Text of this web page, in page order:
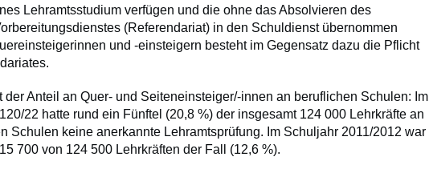
Lehramtsstudium verfügen und die ohne das Absolvieren des
(Referendariat) in den Schuldienst übernommen
und -einsteigern besteht im Gegensatz dazu die Pflicht
der Anteil an Quer- und Seiteneinsteiger/-innen an beruflichen Schulen: Im
22 hatte rund ein Fünftel (20,8 %) der insgesamt 124 000 Lehrkräfte an
Schulen keine anerkannte Lehramtsprüfung. Im Schuljahr 2011/2012 war
700 von 124 500 Lehrkräften der Fall (12,6 %).